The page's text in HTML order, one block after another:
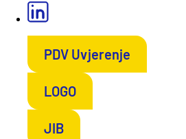
PDV Uvjerenje
LOGO
JIB